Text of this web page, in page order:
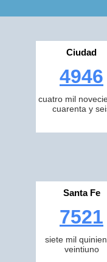
Ciudad
4946
cuatro mil
cuarenta y
Santa Fe
7521
siete mil
veintiuno